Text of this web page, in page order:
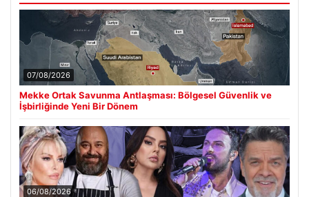
07/08/2026
Mekke Ortak Savunma Antlaşması: Bölgesel Güvenlik ve
İşbirliğinde Yeni Bir Dönem
06/08/2026